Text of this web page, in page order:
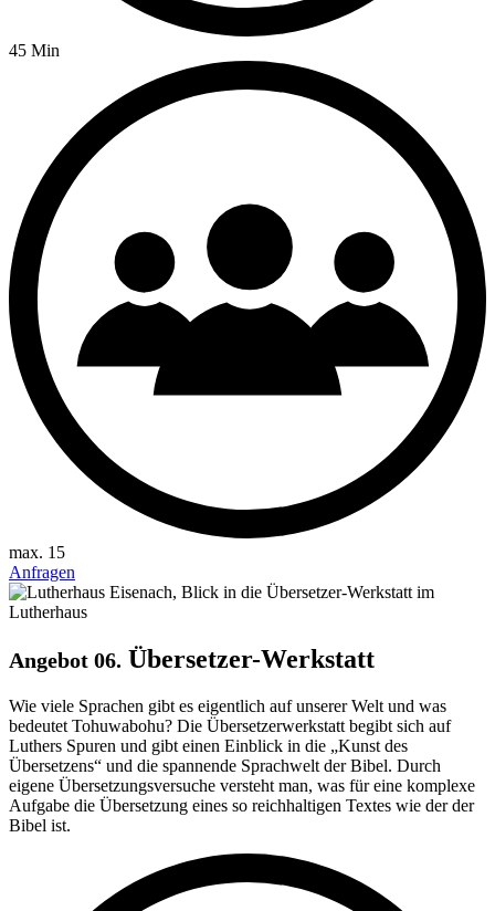
45 Min
max. 15
Anfragen
Angebot 06. Übersetzer-Werkstatt
Wie viele Sprachen gibt es eigentlich auf unserer Welt und was
bedeutet Tohuwabohu? Die Übersetzerwerkstatt begibt sich auf
Luthers Spuren und gibt einen Einblick in die „Kunst des
Übersetzens“ und die spannende Sprachwelt der Bibel. Durch
eigene Übersetzungsversuche versteht man, was für eine komplexe
Aufgabe die Übersetzung eines so reichhaltigen Textes wie der der
Bibel ist.